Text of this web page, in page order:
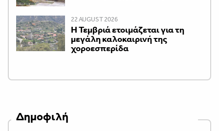
22 AUGUST 2026
Η Τεμβριά ετοιμάζεται για τη
μεγάλη καλοκαιρινή της
χοροεσπερίδα
Δημοφιλή